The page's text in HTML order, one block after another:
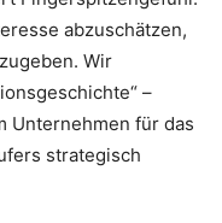
abzuschätzen,
Wir
–
Unternehmen für das
strategisch